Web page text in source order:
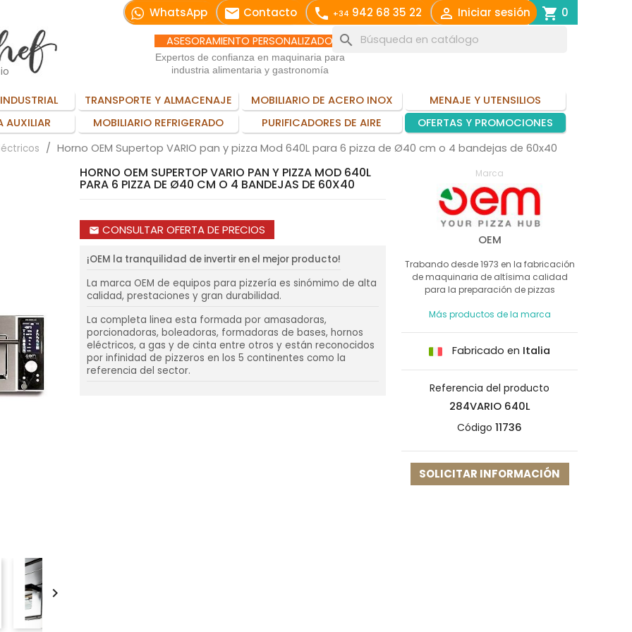
WhatsApp email Contacto call +34 942 68 35 22  Iniciar sesión shopping_cart 0
ASESORAMIENTO PERSONALIZADO
Expertos de confianza en maquinaria para
industria alimentaria y gastronomía
search
TRANSPORTE Y ALMACENAJE MOBILIARIO DE ACERO INOX
MENAJE Y UTENSILIOS
AUXILIAR
MOBILIARIO REFRIGERADO PURIFICADORES DE AIRE OFERTAS Y PROMOCIONES
Horno OEM Supertop VARIO pan y pizza Mod 640L para 6 pizza de Ø40 cm o 4 bandejas de 60x40

HORNO OEM SUPERTOP VARIO PAN Y PIZZA MOD 640L
PARA 6 PIZZA DE Ø40 CM O 4 BANDEJAS DE 60X40
email CONSULTAR OFERTA DE PRECIOS
¡OEM la tranquilidad de invertir en el mejor producto!
La marca OEM de equipos para pizzería es sinómimo de alta
calidad, prestaciones y gran durabilidad.
La completa linea esta formada por amasadoras,
porcionadoras, boleadoras, formadoras de bases, hornos
eléctricos, a gas y de cinta entre otros y están reconocidos
por infinidad de pizzeros en los 5 continentes como la
referencia del sector.
Marca
OEM
Trabando desde 1973 en la fabricación
de maquinaria de altísima calidad
para la preparación de pizzas
Más productos de la marca
Fabricado en Italia
Referencia del producto
284VARIO 640L
Código 11736
SOLICITAR INFORMACIÓN